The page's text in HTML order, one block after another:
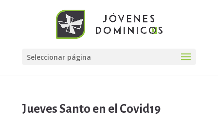
Seleccionar página
Jueves Santo en el Covid19